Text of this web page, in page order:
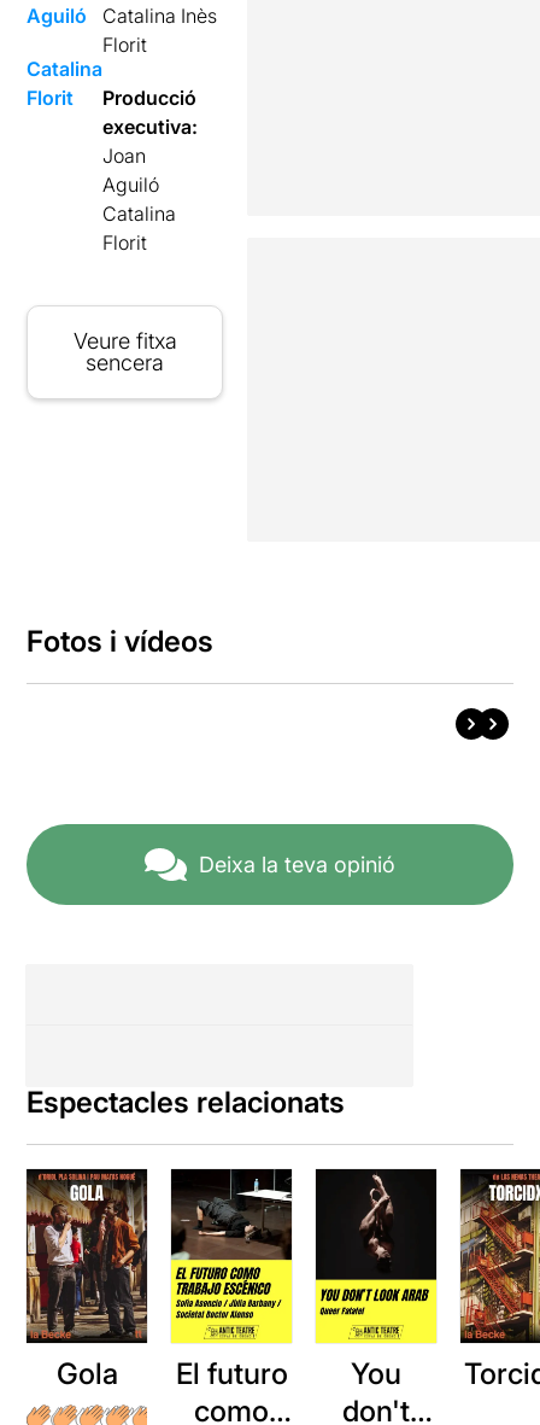
Aguiló
Catalina
Florit
Catalina Inès
Florit
Producció
executiva:
Joan
Aguiló
Catalina
Florit
Veure fitxa
sencera
Fotos i vídeos
Deixa la teva opinió
Espectacles relacionats
Gola
El futuro
como
You
don't